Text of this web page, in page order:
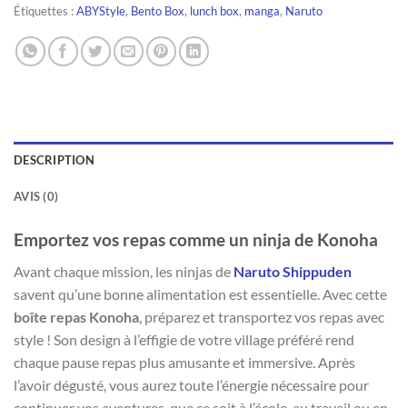
Étiquettes :ABYStyle, Bento Box, lunch box, manga, Naruto
DESCRIPTION
AVIS (0)
Emportez vos repas comme un ninja de Konoha
Avant chaque mission, les ninjas de Naruto Shippuden
savent qu’une bonne alimentation est essentielle. Avec cette
boîte repas Konoha, préparez et transportez vos repas avec
style ! Son design à l’effigie de votre village préféré rend
chaque pause repas plus amusante et immersive. Après
l’avoir dégusté, vous aurez toute l’énergie nécessaire pour